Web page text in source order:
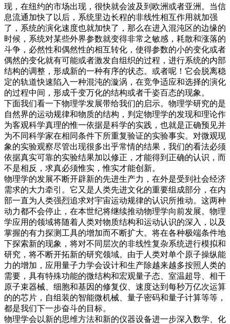
现，在纽约的市场出现，很快就会波及到欧洲或者亚洲。当信
息流通加快了以后，系统里边长程的非线性相互作用就加强
了，系统的演化速度也就加快了，那么在进入混沌区的边缘的
时候，系统对某些外界参数就变得非常之敏感，耗散和涨落的
斗争，必然性和偶然性的相互转化，使得参数的小的变化或者
偶然的变化就有可能或者激发自组织的过程，进行系统的内部
结构的调整，形成新的一种有序的状态。或者呢！它会脱离稳
定的轨道快速陷入一种混沌的漩涡，在竞争适应和选择的演化
的过程中间，形成千变万化的结构或者千姿百态的现象。
下面我们看一下物理学发展带给我们的启示。物理学研究的是
自然界的运动规律和物质的结构，判定物理学的发现和理论作
为客观科学真理的惟一依据是科学的实践，也就是正确预见并
为不同科学家在相同条件下所重复验证的实验事实。对微观现
象的实验观察尽管出现很多出乎常情的结果，我们的看法必须
依据真实可靠的实验结果加以修正，才能得到正确的认识，而
不是相反，求真必须惟实，惟实才能创新。
物理学的发展不断开辟新的先进生产力，在外是受到社会经济
需求的大力牵引。它又是人类先进文化的重要组成部分，在内
部一直为人类强烈追求对宇宙运动规律的认识所推动。这两种
动力都不会停止，在本世纪将继续推动物理学向前发展。物理
学应用的领域将随着人类对物质结构和运动认识的深入，以及
掌握的有力探测工具的增加而不断扩大。将在各种极端条件地
下探索新的现象，将对不同层次的非线性复杂系统进行模拟和
研究，将不断开拓新的研究领域。由于人类对单个原子操纵能
力的增加，应用量子力学会设计和生产除越来越多按照人类的
需要，具有特殊功能的微结构和宏观量子态、室温超导、相干
原子束器械、细胞和基因的修复仪、速度达到每秒万亿次运算
的的芯片，自组装的智能微机械、量子密码和量子计算等等，
都是我们下一步奋斗的目标。
物理学会以新的思维方法和新的仪器设备进一步深入数学、化